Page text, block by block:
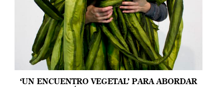
‘UN ENCUENTRO VEGETAL’ PARA ABORDAR